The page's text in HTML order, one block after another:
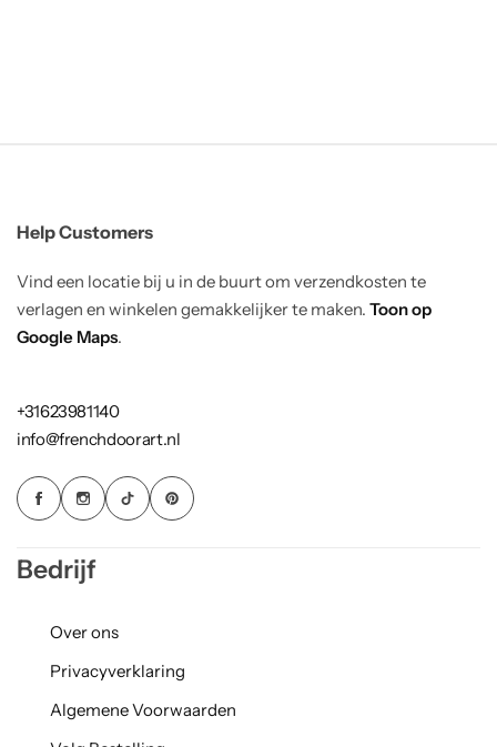
Help Customers
Vind een locatie bij u in de buurt om verzendkosten te
verlagen en winkelen gemakkelijker te maken. Toon op
Google Maps.
+31623981140
info@frenchdoorart.nl
Bedrijf
Over ons
Privacyverklaring
Algemene Voorwaarden